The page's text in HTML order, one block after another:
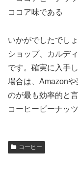
ココア味である
いかがでしたでし
ショップ、カルデ
です。確実に入手
場合は、Amazon
のが最も効率的と
コーヒーピーナッ
コーヒー